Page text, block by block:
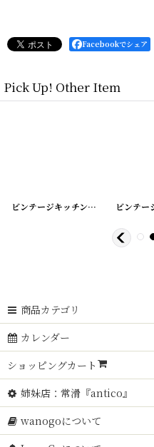
Facebookでシェア
Pick Up! Other Item
] [210910-8 ]
ビンテージキッチンクロス/リメイクパンツ
商品カテゴリ
カレンダー
ショッピングカート
姉妹店：常滑『antico』
wanogoについて